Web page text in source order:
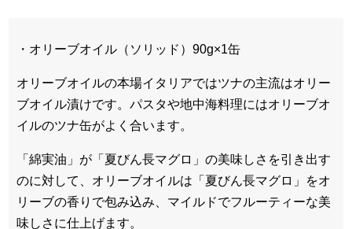
・オリーブオイル（ソリッド）90g×1缶
オリーブオイルの本場イタリアではツナの主流はオリー
ブオイル漬けです。パスタや地中海料理にはオリーブオ
イルのツナ缶がよく合います。
「綿実油」が「夏びん長マグロ」の美味しさを引き出す
のに対して、オリーブオイルは「夏びん長マグロ」をオ
リーブの香りで包み込み、マイルドでフルーティーな美
味しさに仕上げます。